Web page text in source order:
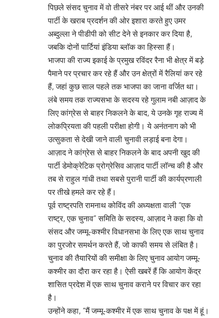
पिछले संसद चुनाव में वो तीसरे नंबर पर आई थीं और उनकी
पार्टी के खराब प्रदर्शन की ओर इशारा करते हुए उमर
अब्दुल्ला ने पीडीपी को सीट देने से इनकार कर दिया है,
जबकि दोनों पार्टियां इंडिया ब्लॉक का हिस्सा हैं।
भाजपा की राज्य इकाई के प्रमुख रविंदर रैना भी क्षेत्र में बड़े
पैमाने पर प्रचार कर रहे हैं और उन क्षेत्रों में रैलियां कर रहे
हैं, जहां कुछ साल पहले तक भाजपा का जाना वर्जित था।
लंबे समय तक राज्यसभा के सदस्य रहे गुलाम नबी आज़ाद के
लिए कांग्रेस से बाहर निकलने के बाद, ये उनके गृह राज्य में
लोकप्रियता की पहली परीक्षा होगी। ये अनंतनाग को भी
उत्सुकता से देखी जाने वाली चुनावी लड़ाई बना देगा।
आज़ाद ने कांग्रेस से बाहर निकलने के बाद अपनी खुद की
पार्टी डेमोक्रेटिक प्रोग्रेसिव आज़ाद पार्टी लॉन्च की है और
तब से राहुल गांधी तथा सबसे पुरानी पार्टी की कार्यप्रणाली
पर तीखे हमले कर रहे हैं।
पूर्व राष्ट्रपति रामनाथ कोविंद की अध्यक्षता वाली “एक
राष्ट्र, एक चुनाव” समिति के सदस्य, आज़ाद ने कहा कि वो
संसद और जम्मू-कश्मीर विधानसभा के लिए एक साथ चुनाव
का पुरजोर समर्थन करते हैं, जो काफी समय से लंबित है।
चुनाव की तैयारियों की समीक्षा के लिए चुनाव आयोग जम्मू-
कश्मीर का दौरा कर रहा है। ऐसी खबरें हैं कि आयोग केंद्र
शासित प्रदेश में एक साथ चुनाव कराने पर विचार कर रहा
है।
उन्होंने कहा, “मैं जम्मू-कश्मीर में एक साथ चुनाव के पक्ष में हूं।